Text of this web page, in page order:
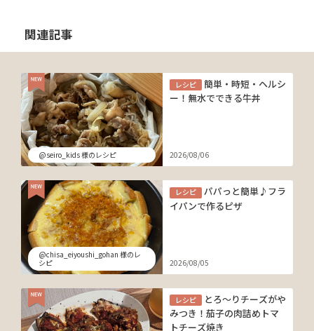
関連記事
@seiro_kids 様のレシピ
レシピ
簡単・時短・ヘルシ
ー！無水でできる牛丼
2026/08/06
@chisa_eiyoushi_gohan 様のレ
シピ
レシピ
パパっと簡単♪フラ
イパンで作るピザ
2026/08/05
レシピ
とろ～りチーズがや
みつき！茄子の肉詰めトマ
トチーズ焼き